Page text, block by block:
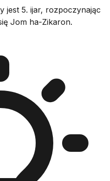
jest 5. ijar, rozpoczynając
Jom ha-Zikaron.